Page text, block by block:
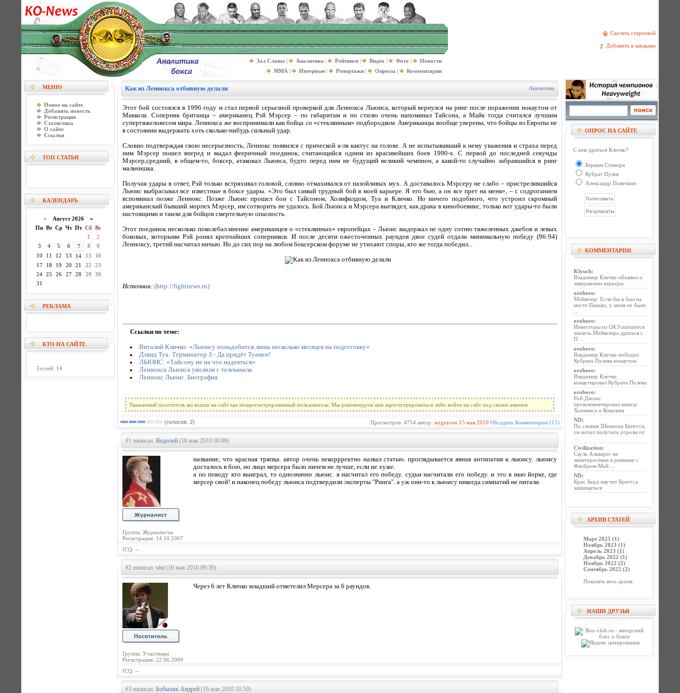
Сделать стартовой
Добавить в закладки
Зал Славы | Аналитика | Рейтинги | Видео | Фото |
Новости
MMA | Интервью | Репортажи | Опросы | Комментарии
МЕНЮ
Новое на сайте
Добавить новость
Регистрация
Статистика
О сайте
Ссылки
ТОП СТАТЬИ
КАЛЕНДАРЬ
« Август 2026 »
Пн Вт Ср Чт Пт Сб Вс
1
2
3
4 5 6 7 8
9
10
11 12 13 14 15
16
17
18 19 20 21 22
23
24
25 26 27 28 29
30
31
РЕКЛАМА
КТО НА САЙТЕ
Гостей: 14
Как из Леннокса отбивную делали Аналитика
Этот бой состоялся в 1996 году и стал первой серьезной проверкой для Леннокса Льюиса, который вернулся на ринг после поражения нокаутом от
Маккола. Соперник британца – американец Рэй Мэрсер – по габаритам и по стилю очень напоминал Тайсона, а Майк тогда считался лучшим
супертяжеловесом мира. Леннокса же воспринимали как бойца со «стеклянным» подбородком. Американцы вообще уверены, что бойцы из Европы не
в состоянии выдержать хоть сколько-нибудь сильный удар.
Словно подтверждая свою несерьезность, Леннокс появился с прической а-ля кактус на голове. А не испытывавший к нему уважения и страха перед
ним Мэрсер пошел вперед и выдал фееричный поединок, считающийся одним из красивейших боев 1990-х. С первой до последней секунды
Мэрсер,средний, в общем-то, боксер, атаковал Льюиса, будто перед ним не будущий великий чемпион, а какой-то случайно забравшийся в ринг
мальчишка.
Получая удары в ответ, Рэй только встряхивал головой, словно отмахивался от назойливых мух. А доставалось Мэрсеру не слабо – пристрелявшийся
Льюис выбрасывал все известные в боксе удары. «Это был самый трудный бой в моей карьере. Я его бью, а он все прет на меня», – с содроганием
вспоминал позже Леннокс. Позже Льюис прошел бои с Тайсоном, Холифилдом, Туа и Кличко. Но ничего подобного, что устроил скромный
американский бывший морпех Мэрсер, им сотворить не удалось. Бой Льюиса и Мэрсера выглядел, как драка в кинобоевике, только вот удары-то были
настоящими и таили для бойцов смертельную опасность.
Этот поединок несколько поколебал мнение американцев о «стеклянных» европейцах – Льюис выдержал не одну сотню тяжеленных джебов и левых
боковых, которыми Рэй ронял крепчайших соперников. И после десяти ожесточенных раундов двое судей отдали минимальную победу (96:94)
Ленноксу, третий насчитал ничью. Но до сих пор на любом боксерском форуме не утихают споры, кто же тогда победил...
Источник: (http://fightnews.ru)
Ссылки по теме:
Виталий Кличко: «Льюису понадобится лишь несколько месяцев на подготовку»
Дэвид Туа: Терминатор 3 - Да придёт Туамен!
ЛЬЮИС: «Тайсону не на что надеяться»
Леннокса Льюиса уволили с телеканала
Леннокс Льюис. Биография.
Уважаемый посетитель вы вошли на сайт как незарегистрированный пользователь. Мы рекомендуем вам зарегистрироваться либо войти на сайт под своим именем.
(голосов: 2) Просмотров: 4754 автор: sergeyosn 15 мая 2010 Обсудить Комментарии (15)
#1 написал: Водолей (16 мая 2010 08:06)
Группа: Журналисты
Регистрация: 14.10.2007
название, что красная тряпка. автор очень некоррректно назвал статью. проглядывается явная антипатия к льюису. льюису
досталось в бою, но лицо мерсера было ничем не лучше, если не хуже.
а по поводу кто выиграл, то однозначно льюис. я насчитал его победу. судьи насчитали его победу. и это в нью йорке, где
мерсер свой! и наконец победу льюиса подтвердили эксперты "Ринга". а уж они-то к льюису никогда симпатий не питали.
ICQ: --
#2 написал: vist(16 мая 2010 09:39)
Группа: Участники
Регистрация: 22.06.2009
Через 6 лет Кличко младший отметелил Мерсера за 6 раундов.
ICQ: --
#3 написал: Бобыляк Андрей (16 мая 2010 10:59)
ОПРОС НА САЙТЕ
С кем драться Кличко?
Берман Стиверн
Кубрат Пулев
Александр Поветкин
КОММЕНТАРИИ
Klyuch:
Владимир Кличко объявил о
завершении карьеры
oroboro:
Мейвезер: Если бы я был на
месте Пакьяо, у меня не было
oroboro:
Инвесторы из ОАЭ пытаются
завлечь Мейвезера драться с
П ...
oroboro:
Владимир Кличко победил
Кубрата Пулева нокаутом
oroboro:
Владимир Кличко
нокаутировал Кубрата Пулева
oroboro:
Рой Джонс
прокомментировал шансы
Хопкинса и Ковалева
ND:
По словам Шеннона Бриггса,
он начал получать угрозы от
Civilization:
Сауль Альварес не
заинтересован в реванше с
Флойдом-Мей ...
ND:
Крис Берд научит Бриггса
защищаться
АРХИВ СТАТЕЙ
Март 2025 (1)
Ноябрь 2023 (1)
Апрель 2023 (1)
Декабрь 2022 (1)
Ноябрь 2022 (2)
Сентябрь 2022 (2)
Показать весь архив
НАШИ ДРУЗЬЯ